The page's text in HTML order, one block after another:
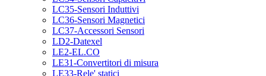
LC35-Sensori Induttivi
LC36-Sensori Magnetici
LC37-Accessori Sensori
LD2-Datexel
LE2-EL.CO
LE31-Convertitori di misura
LE33-Rele' statici